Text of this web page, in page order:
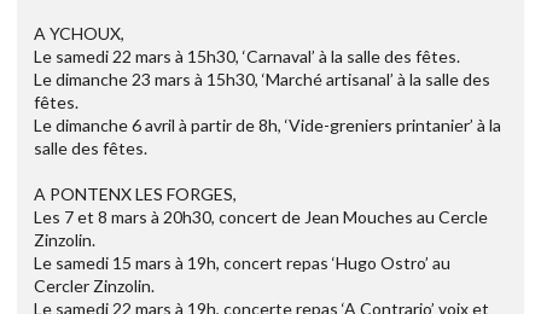
A YCHOUX,
Le samedi 22 mars à 15h30, ‘Carnaval’ à la salle des fêtes.
Le dimanche 23 mars à 15h30, ‘Marché artisanal’ à la salle des
fêtes.
Le dimanche 6 avril à partir de 8h, ‘Vide-greniers printanier’ à la
salle des fêtes.
A PONTENX LES FORGES,
Les 7 et 8 mars à 20h30, concert de Jean Mouches au Cercle
Zinzolin.
Le samedi 15 mars à 19h, concert repas ‘Hugo Ostro’ au
Cercler Zinzolin.
Le samedi 22 mars à 19h, concerte repas ‘A Contrario’ voix et